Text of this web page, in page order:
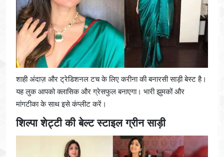
शाही अंदाज़ और ट्रेडिशनल टच के लिए करीना की बनारसी साड़ी बेस्ट है।
यह लुक आपको क्लासिक और ग्रेसफुल बनाएगा। भारी झुमकों और
मांगटीका के साथ इसे कंप्लीट करें।
शिल्पा शेट्टी की बेल्ट स्टाइल ग्रीन साड़ी